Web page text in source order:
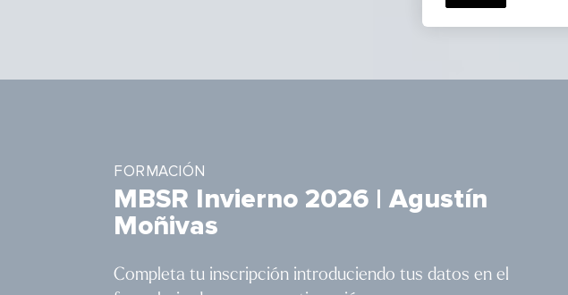
FORMACIÓN
MBSR Invierno 2026 | Agustín
Moñivas
Completa tu inscripción introduciendo tus datos en el